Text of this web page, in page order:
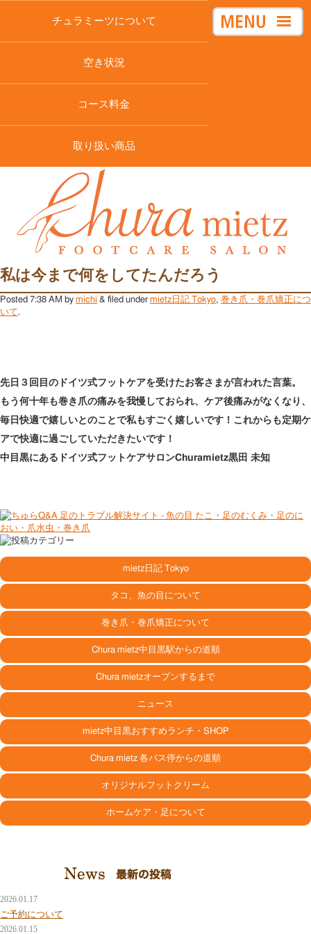
チュラミーツについて
空き状況
コース料金
取り扱い商品
私は今まで何をしてたんだろう
Posted 7:38 AM by michi & filed under mietz日記 Tokyo, 巻き爪・巻爪矯正につ
いて.
先日３回目のドイツ式フットケアを受けたお客さまが言われた言葉。
もう何十年も巻き爪の痛みを我慢しておられ、ケア後痛みがなくなり、
毎日快適で嬉しいとのことで私もすごく嬉しいです！これからも定期ケ
アで快適に過ごしていただきたいです！
中目黒にあるドイツ式フットケアサロンChuramietz黒田 未知
mietz日記 Tokyo
タコ、魚の目について
巻き爪・巻爪矯正について
Chura mietz中目黒駅からの道順
Chura mietzオープンするまで
ニュース
mietz中目黒おすすめランチ・SHOP
Chura mietz 各バス停からの道順
オリジナルフットクリーム
ホームケア・足について
2026.01.17
ご予約について
2026.01.15